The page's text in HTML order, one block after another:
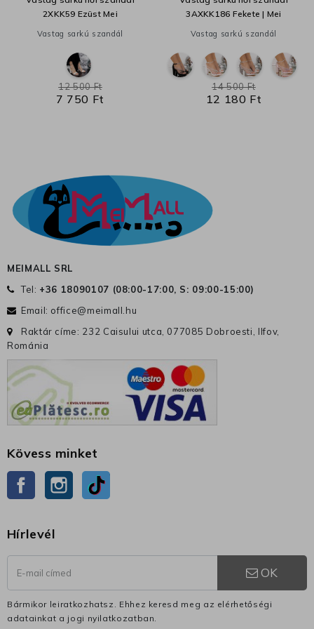
2XKK59 Ezüst Mei
Vastag sarkú szandál
7 750 Ft
12 500 Ft
3AXKK186 Fekete | Mei
Vastag sarkú szandál
12 180 Ft
14 500 Ft
MEIMALL SRL
Tel: +36 18090107 (08:00-17:00, S: 09:00-15:00)
Email: office@meimall.hu
Raktár címe: 232 Caisului utca, 077085 Dobroesti, Ilfov,
Románia
Kövess minket
Facebook Instagram
Hírlevél
OK
Bármikor leiratkozhatsz. Ehhez keresd meg az elérhetőségi
adatainkat a jogi nyilatkozatban.